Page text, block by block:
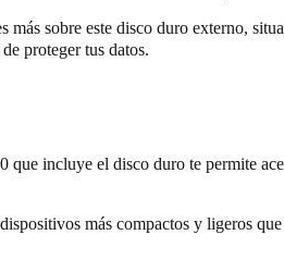
más sobre este disco duro externo,
proteger tus datos.
que incluye el disco duro te permite
más compactos y ligeros